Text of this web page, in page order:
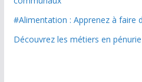
#Alimentation : Apprenez à faire
Découvrez les métiers en